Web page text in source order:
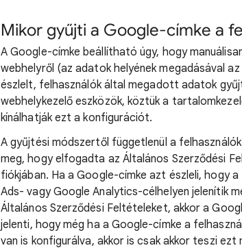
Mikor gyűjti a Google-címke a
A Google-címke beállítható úgy, hogy
webhelyről (az adatok helyének megadásával
észlelt, felhasználók által megadott adatok
webhelykezelő eszközök, köztük a
kínálhatják ezt a konfigurációt.
A gyűjtési módszertől függetlenül a
meg, hogy elfogadta az Általános Szerződési
fiókjában. Ha a Google-címke azt észleli, hogy
Ads- vagy Google Analytics-célhelyen jelenítik
Általános Szerződési Feltételeket, akkor a
jelenti, hogy még ha a Google-címke a
van is konfigurálva, akkor is csak akkor teszi